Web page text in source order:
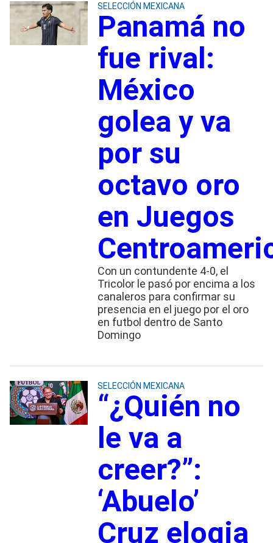
SELECCIÓN MEXICANA
Panamá no
fue rival:
México
golea y va
por su
octavo oro
en Juegos
Con un contundente 4-0, el
Tricolor le pasó por encima a los
canaleros para confirmar su
presencia en el juego por el oro
en futbol dentro de Santo
Domingo
SELECCIÓN MEXICANA
“¿Quién no
le va a
creer?”:
‘Abuelo’
Cruz elogia